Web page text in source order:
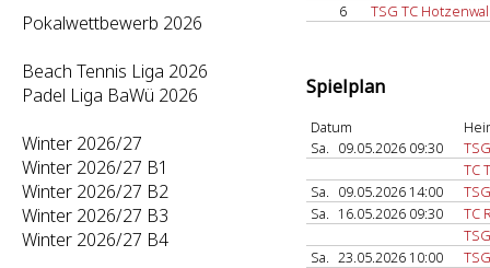
Pokalwettbewerb 2026
Beach Tennis Liga 2026
Padel Liga BaWü 2026
Winter 2026/27
Winter 2026/27 B1
Winter 2026/27 B2
Winter 2026/27 B3
Winter 2026/27 B4
6
TSG TC
Spielplan
Datum
Sa. 09.05.2026 09:30
TC
Sa. 09.05.2026 14:00
Sa. 16.05.2026 09:30
TC
Sa. 23.05.2026 10:00